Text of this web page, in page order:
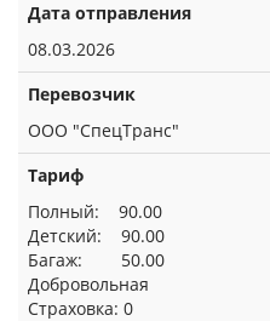
Дата отправления
08.03.2026
Перевозчик
ООО "СпецТранс"
Тариф
Полный: 90.00
Детский: 90.00
Багаж: 50.00
Добровольная
Страховка: 0